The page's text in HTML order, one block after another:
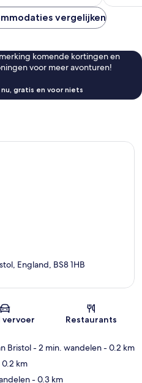
vergelijken
komende kortingen en
voor meer avonturen!
gratis en voor niets
Kaart
England, BS8 1HB
vervoer Restaurants
Bristol- 2 min. wandelen- 0.2 km
km
- 0.3 km